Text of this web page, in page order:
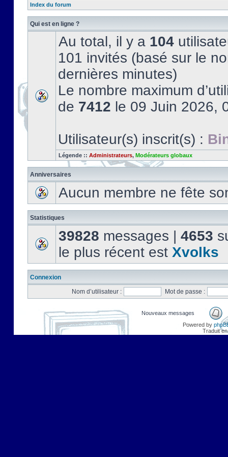
Index du forum
Qui est en ligne ?
Au total, il y a 104
101 invités (basé sur le
dernières minutes)
Le nombre maximum
de 7412 le 09 Juin 2026,
Utilisateur(s) inscrit(s) :
Légende :: Administrateurs, Modérateurs globaux
Anniversaires
Aucun membre ne fête
Statistiques
39828 messages | 4653
le plus récent est Xvolks
Connexion
Nom d’utilisateur :
Mot de passe :
Nouveaux messages
Powered by
Traduit